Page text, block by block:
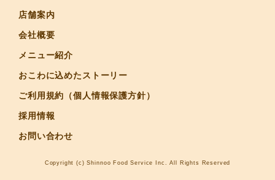
店舗案内
会社概要
メニュー紹介
おこわに込めたストーリー
ご利用規約（個人情報保護方針）
採用情報
お問い合わせ
Copyright (c) Shinnoo Food Service Inc. All Rights Reserved